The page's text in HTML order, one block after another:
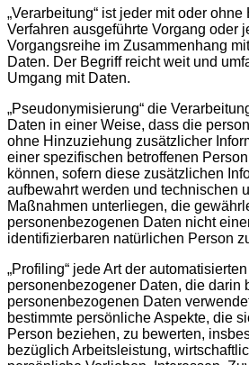
„Verarbeitung“ ist jeder mit oder
Verfahren ausgeführte Vorgang oder
Vorgangsreihe im Zusammenhang
Daten. Der Begriff reicht weit und
Umgang mit Daten.
„Pseudonymisierung“ die
Daten in einer Weise, dass die
ohne Hinzuziehung zusätzlicher
einer spezifischen betroffenen
können, sofern diese zusätzlichen
aufbewahrt werden und technischen
Maßnahmen unterliegen, die
personenbezogenen Daten nicht
identifizierbaren natürlichen Person
„Profiling“ jede Art der
personenbezogener Daten, die darin
personenbezogenen Daten
bestimmte persönliche Aspekte, die
Person beziehen, zu bewerten,
bezüglich Arbeitsleistung,